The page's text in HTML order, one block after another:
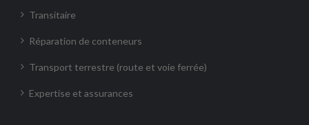
Transitaire
Réparation de conteneurs
Transport terrestre (route et voie ferrée)
Expertise et assurances